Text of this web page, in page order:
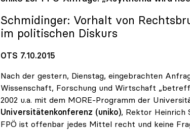
Schmidinger: Vorhalt von
im politischen Diskurs
OTS 7.10.2015
Nach der gestern, Dienstag, eingebrachten
Wissenschaft, Forschung und Wirtschaft
2002 u.a. mit dem MORE-Programm der
Universitätenkonferenz (uniko), Rektor Heinrich
FPÖ ist offenbar jedes Mittel recht und keine